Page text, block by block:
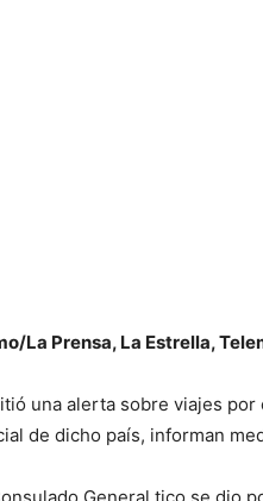
La Prensa, La Estrella,
una alerta sobre viajes
de dicho país, informan